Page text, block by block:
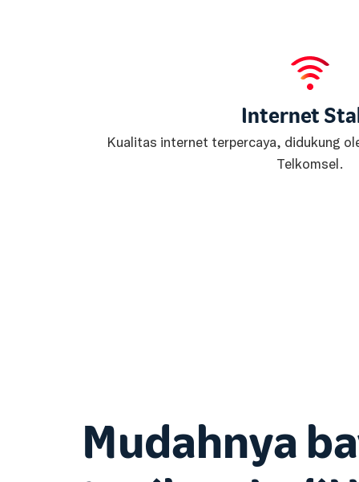
Internet
Kualitas internet terpercaya, didukung
Telkomsel.
Mudahnya